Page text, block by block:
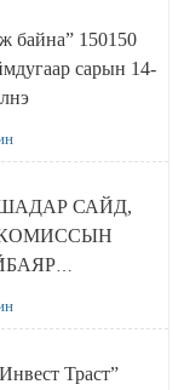
байна” 150150
сарын 14-
САЙД,
Траст”